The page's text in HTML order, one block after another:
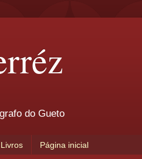
do Gueto
Livros Página inicial